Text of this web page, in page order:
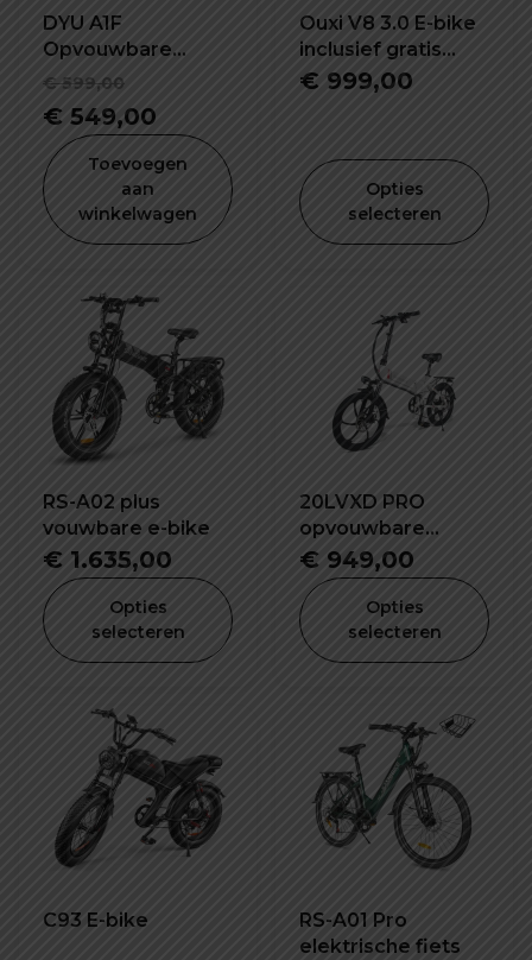
DYU A1F
Opvouwbare
elektrische fiets
€599,00
Oorspronkelijke
prijs
€ 599,00.
€ 549,00
prijs
€ 549,00.
Toevoegen
aan
winkelwagen
Ouxi V8 3.0 E-bike
inclusief gratis
alarm, achterzitje
€ 999,00
Opties
selecteren
RS-A02 plus
vouwbare e-bike
€ 1.635,00
Opties
selecteren
20LVXD PRO
opvouwbare
elektrische fiets
€ 949,00
Opties
selecteren
C93 E-bike
RS-A01 Pro
elektrische fiets